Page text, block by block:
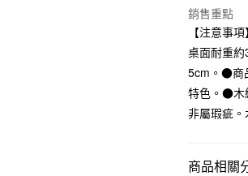
聯邦商業
元大商業
台新國
台灣樂
運送方式
大型家具配
滿
銷售重點
【注意事
桌面耐重
5cm。●商
特色。●木
非屬瑕疵
商品相關